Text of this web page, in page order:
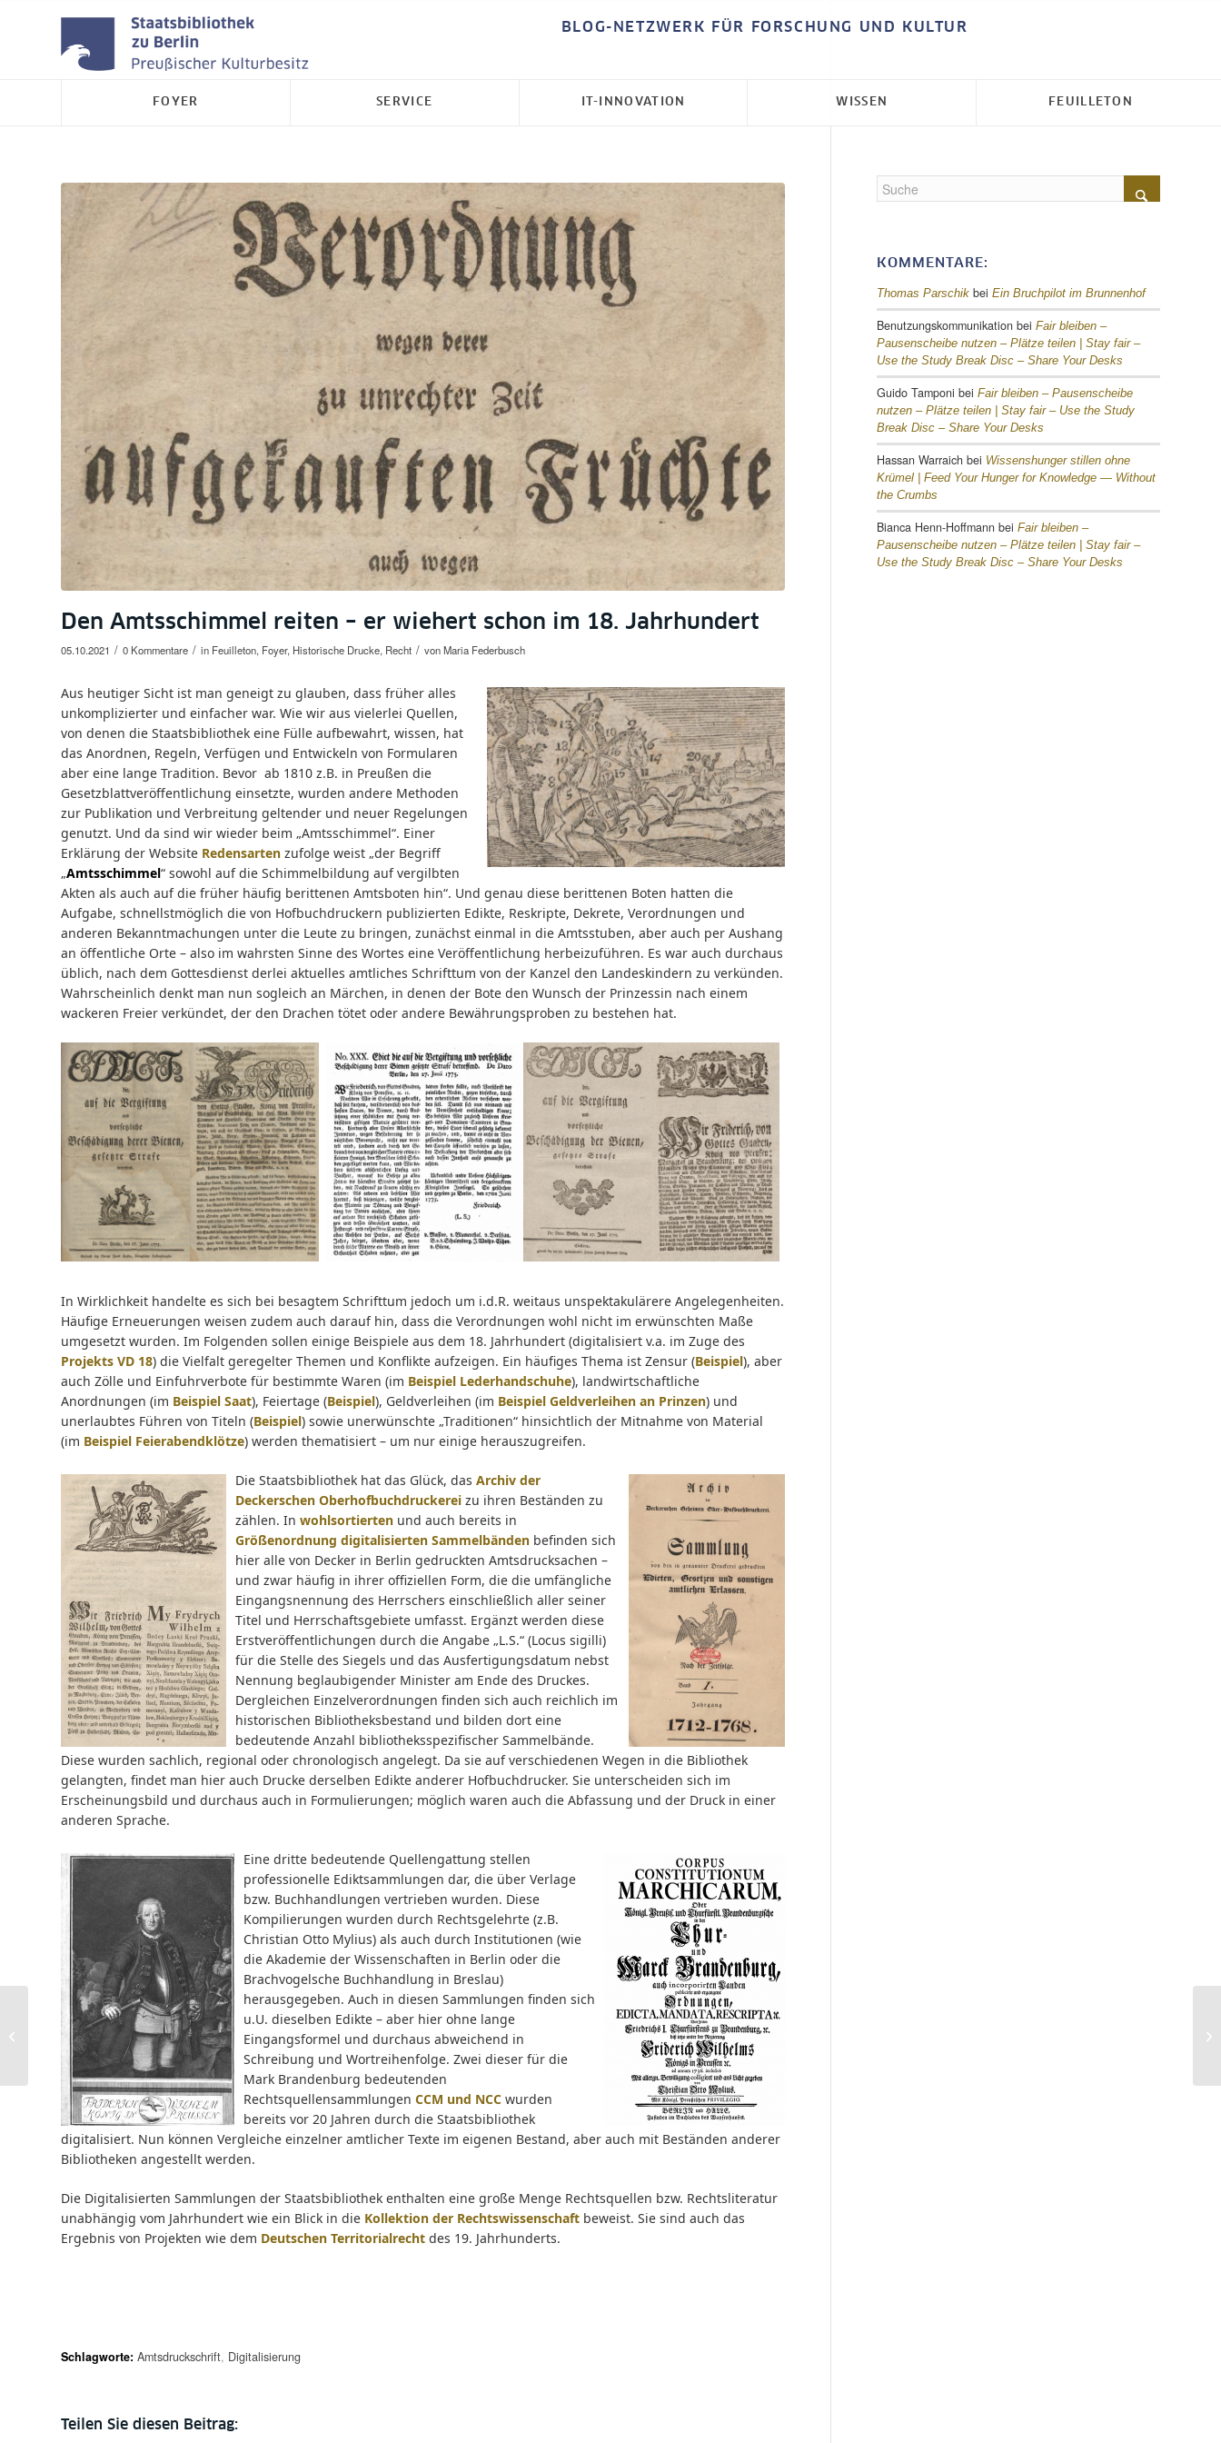
BLOG-NETZWERK FÜR FORSCHUNG UND KULTUR
FOYER SERVICE IT-INNOVATION WISSEN FEUILLETON
Den Amtsschimmel reiten – er wiehert schon im 18. Jahrhundert
05.10.2021 / 0 Kommentare / in Feuilleton, Foyer, Historische Drucke, Recht / vonMaria Federbusch
Aus heutiger Sicht ist man geneigt zu glauben, dass früher alles
unkomplizierter und einfacher war. Wie wir aus vielerlei Quellen,
von denen die Staatsbibliothek eine Fülle aufbewahrt, wissen, hat
das Anordnen, Regeln, Verfügen und Entwickeln von Formularen
aber eine lange Tradition. Bevor ab 1810 z.B. in Preußen die
Gesetzblattveröffentlichung einsetzte, wurden andere Methoden
zur Publikation und Verbreitung geltender und neuer Regelungen
genutzt. Und da sind wir wieder beim „Amtsschimmel“. Einer
Erklärung der Website Redensarten zufolge weist „der Begriff
„Amtsschimmel“ sowohl auf die Schimmelbildung auf vergilbten
Akten als auch auf die früher häufig berittenen Amtsboten hin“. Und genau diese berittenen Boten hatten die
Aufgabe, schnellstmöglich die von Hofbuchdruckern publizierten Edikte, Reskripte, Dekrete, Verordnungen und
anderen Bekanntmachungen unter die Leute zu bringen, zunächst einmal in die Amtsstuben, aber auch per Aushang
an öffentliche Orte – also im wahrsten Sinne des Wortes eine Veröffentlichung herbeizuführen. Es war auch durchaus
üblich, nach dem Gottesdienst derlei aktuelles amtliches Schrifttum von der Kanzel den Landeskindern zu verkünden.
Wahrscheinlich denkt man nun sogleich an Märchen, in denen der Bote den Wunsch der Prinzessin nach einem
wackeren Freier verkündet, der den Drachen tötet oder andere Bewährungsproben zu bestehen hat.
In Wirklichkeit handelte es sich bei besagtem Schrifttum jedoch um i.d.R. weitaus unspektakulärere Angelegenheiten.
Häufige Erneuerungen weisen zudem auch darauf hin, dass die Verordnungen wohl nicht im erwünschten Maße
umgesetzt wurden. Im Folgenden sollen einige Beispiele aus dem 18. Jahrhundert (digitalisiert v.a. im Zuge des
Projekts VD 18) die Vielfalt geregelter Themen und Konflikte aufzeigen. Ein häufiges Thema ist Zensur (Beispiel), aber
auch Zölle und Einfuhrverbote für bestimmte Waren (im Beispiel Lederhandschuhe), landwirtschaftliche
Anordnungen (im Beispiel Saat), Feiertage (Beispiel), Geldverleihen (im Beispiel Geldverleihen an Prinzen) und
unerlaubtes Führen von Titeln (Beispiel) sowie unerwünschte „Traditionen“ hinsichtlich der Mitnahme von Material
(im Beispiel Feierabendklötze) werden thematisiert – um nur einige herauszugreifen.
Die Staatsbibliothek hat das Glück, das Archiv der
Deckerschen Oberhofbuchdruckerei zu ihren Beständen zu
zählen. In wohlsortierten und auch bereits in
Größenordnung digitalisierten Sammelbänden befinden sich
hier alle von Decker in Berlin gedruckten Amtsdrucksachen –
und zwar häufig in ihrer offiziellen Form, die die umfängliche
Eingangsnennung des Herrschers einschließlich aller seiner
Titel und Herrschaftsgebiete umfasst. Ergänzt werden diese
Erstveröffentlichungen durch die Angabe „L.S.“ (Locus sigilli)
für die Stelle des Siegels und das Ausfertigungsdatum nebst
Nennung beglaubigender Minister am Ende des Druckes.
Dergleichen Einzelverordnungen finden sich auch reichlich im
historischen Bibliotheksbestand und bilden dort eine
bedeutende Anzahl bibliotheksspezifischer Sammelbände.
Diese wurden sachlich, regional oder chronologisch angelegt. Da sie auf verschiedenen Wegen in die Bibliothek
gelangten, findet man hier auch Drucke derselben Edikte anderer Hofbuchdrucker. Sie unterscheiden sich im
Erscheinungsbild und durchaus auch in Formulierungen; möglich waren auch die Abfassung und der Druck in einer
anderen Sprache.
Eine dritte bedeutende Quellengattung stellen
professionelle Ediktsammlungen dar, die über Verlage
bzw. Buchhandlungen vertrieben wurden. Diese
Kompilierungen wurden durch Rechtsgelehrte (z.B.
Christian Otto Mylius) als auch durch Institutionen (wie
die Akademie der Wissenschaften in Berlin oder die
Brachvogelsche Buchhandlung in Breslau)
herausgegeben. Auch in diesen Sammlungen finden sich
u.U. dieselben Edikte – aber hier ohne lange
Eingangsformel und durchaus abweichend in
Schreibung und Wortreihenfolge. Zwei dieser für die
Mark Brandenburg bedeutenden
Rechtsquellensammlungen CCM und NCC wurden
bereits vor 20 Jahren durch die Staatsbibliothek
digitalisiert. Nun können Vergleiche einzelner amtlicher Texte im eigenen Bestand, aber auch mit Beständen anderer
Bibliotheken angestellt werden.
Die Digitalisierten Sammlungen der Staatsbibliothek enthalten eine große Menge Rechtsquellen bzw. Rechtsliteratur
unabhängig vom Jahrhundert wie ein Blick in die Kollektion der Rechtswissenschaft beweist. Sie sind auch das
Ergebnis von Projekten wie dem Deutschen Territorialrecht des 19. Jahrhunderts.
Schlagworte: Amtsdruckschrift, Digitalisierung
KOMMENTARE:
Thomas Parschik bei Ein Bruchpilot im Brunnenhof
Benutzungskommunikation bei Fair bleiben –
Pausenscheibe nutzen – Plätze teilen | Stay fair –
Use the Study Break Disc – Share Your Desks
Guido Tamponi bei Fair bleiben – Pausenscheibe
nutzen – Plätze teilen | Stay fair – Use the Study
Break Disc – Share Your Desks
Hassan Warraich bei Wissenshunger stillen ohne
Krümel | Feed Your Hunger for Knowledge — Without
the Crumbs
Bianca Henn-Hoffmann bei Fair bleiben –
Pausenscheibe nutzen – Plätze teilen | Stay fair –
Use the Study Break Disc – Share Your Desks
Lektüreempfehlungen
mit Hintergrund